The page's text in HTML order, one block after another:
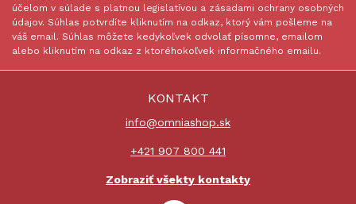
účelom v súlade s platnou legislatívou a zásadami ochrany osobných
údajov. Súhlas potvrdíte kliknutím na odkaz, ktorý vám pošleme na
váš email. Súhlas môžete kedykoľvek odvolať písomne, emailom
alebo kliknutím na odkaz z ktoréhokoľvek informačného emailu.
KONTAKT
info@omniashop.sk
+421 907 800 441
Zobraziť všekty kontakty